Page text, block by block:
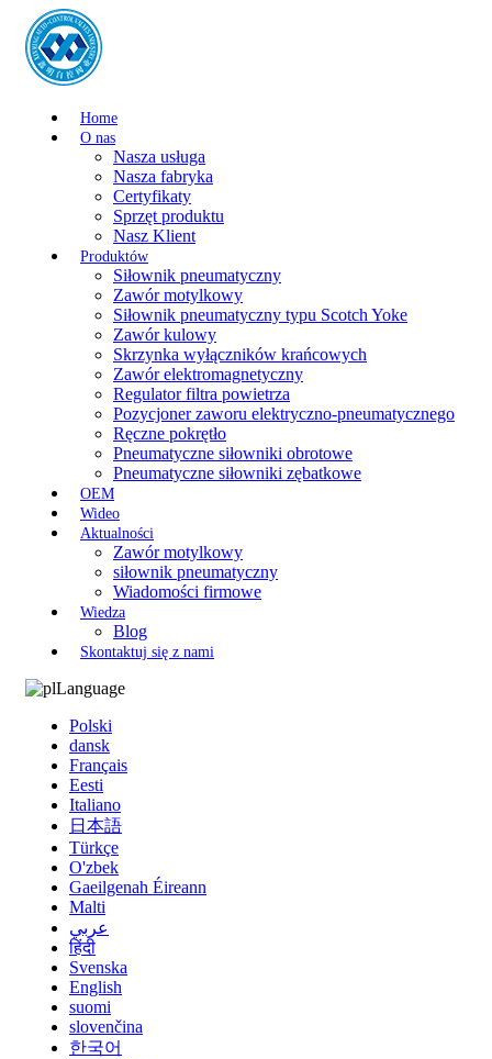
Home
O nas
Nasza usługa
Nasza fabryka
Certyfikaty
Sprzęt produktu
Nasz Klient
Produktów
Siłownik pneumatyczny
Zawór motylkowy
Siłownik pneumatyczny typu Scotch Yoke
Zawór kulowy
Skrzynka wyłączników krańcowych
Zawór elektromagnetyczny
Regulator filtra powietrza
Pozycjoner zaworu elektryczno-pneumatycznego
Ręczne pokrętło
Pneumatyczne siłowniki obrotowe
Pneumatyczne siłowniki zębatkowe
OEM
Wideo
Aktualności
Zawór motylkowy
siłownik pneumatyczny
Wiadomości firmowe
Wiedza
Blog
Skontaktuj się z nami
Language
Polski
dansk
Français
Eesti
Italiano
日本語
Türkçe
O'zbek
Gaeilgenah Éireann
Malti
عربي
हिंदी
Svenska
English
suomi
slovenčina
한국어